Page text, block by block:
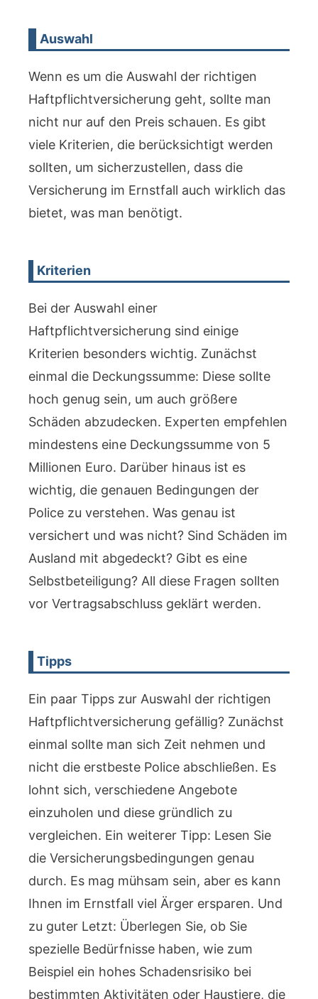
Auswahl
Wenn es um die Auswahl der richtigen
Haftpflichtversicherung geht, sollte man
nicht nur auf den Preis schauen. Es gibt
viele Kriterien, die berücksichtigt werden
sollten, um sicherzustellen, dass die
Versicherung im Ernstfall auch wirklich das
bietet, was man benötigt.
Kriterien
Bei der Auswahl einer
Haftpflichtversicherung sind einige
Kriterien besonders wichtig. Zunächst
einmal die Deckungssumme: Diese sollte
hoch genug sein, um auch größere
Schäden abzudecken. Experten empfehlen
mindestens eine Deckungssumme von 5
Millionen Euro. Darüber hinaus ist es
wichtig, die genauen Bedingungen der
Police zu verstehen. Was genau ist
versichert und was nicht? Sind Schäden im
Ausland mit abgedeckt? Gibt es eine
Selbstbeteiligung? All diese Fragen sollten
vor Vertragsabschluss geklärt werden.
Tipps
Ein paar Tipps zur Auswahl der richtigen
Haftpflichtversicherung gefällig? Zunächst
einmal sollte man sich Zeit nehmen und
nicht die erstbeste Police abschließen. Es
lohnt sich, verschiedene Angebote
einzuholen und diese gründlich zu
vergleichen. Ein weiterer Tipp: Lesen Sie
die Versicherungsbedingungen genau
durch. Es mag mühsam sein, aber es kann
Ihnen im Ernstfall viel Ärger ersparen. Und
zu guter Letzt: Überlegen Sie, ob Sie
spezielle Bedürfnisse haben, wie zum
Beispiel ein hohes Schadensrisiko bei
bestimmten Aktivitäten oder Haustiere, die